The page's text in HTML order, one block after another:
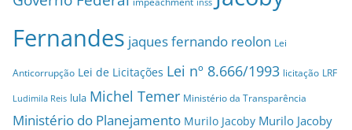
Fernandes jaques fernando reolon Lei
Anticorrupção Lei de Licitações Lei nº 8.666/1993 licitação LRF
Ludimila Reis lula Michel Temer Ministério da Transparência
Ministério do Planejamento Murilo Jacoby Murilo Jacoby